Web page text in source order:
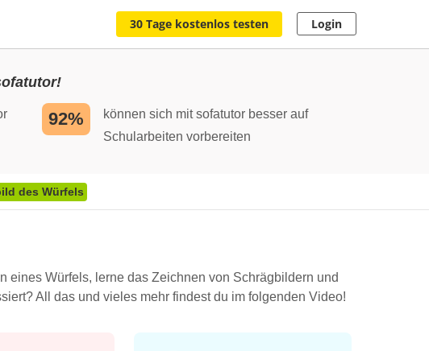
30 Tage kostenlos testen Login
92%
können sich mit sofatutor besser auf
Schularbeiten vorbereiten
des Würfels
eines Würfels, lerne das Zeichnen von Schrägbildern und
All das und vieles mehr findest du im folgenden Video!